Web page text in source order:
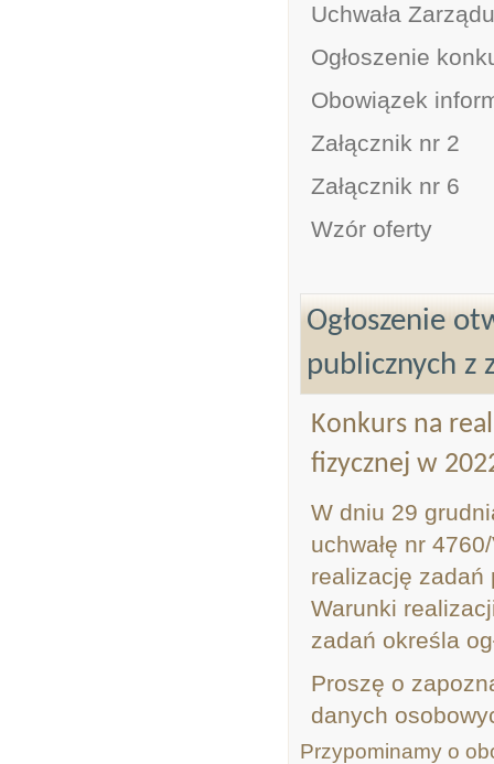
Uchwała Zarządu
Ogłoszenie
Obowiązek
Załącznik nr 2
Załącznik nr 6
Wzór oferty
Ogłoszenie
publicznych z
Konkurs na
fizycznej w
W dniu 29
uchwałę nr
realizację zadań
Warunki
zadań określa
Proszę o
danych
Przypominamy o